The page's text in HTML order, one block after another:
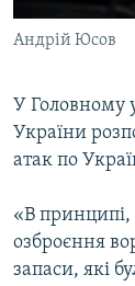
УКРАЇНСЬКА
ІНФОГРАФІКА
ДОЛУЧАЙСЯ!
Усі сайти
Андрій Юсов
У Головному
України
атак по
«В
озброєння
запаси, які